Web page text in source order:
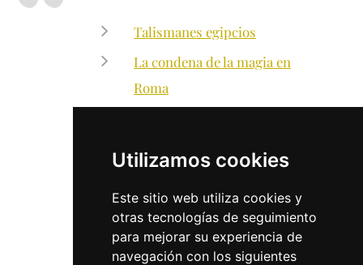
Utilizamos cookies
Este sitio web utiliza cookies y
otras tecnologías de seguimiento
para mejorar su experiencia de
navegación con los siguientes
Talismanes egipcios
La condena de la magia en
Roma
Marcas de brujas en Creswell
Crags (UK)